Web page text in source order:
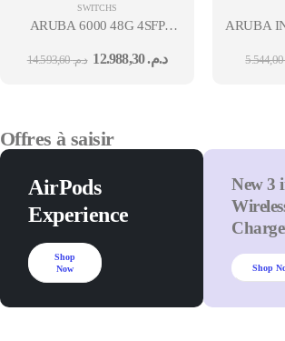
SWITCHS
ARUBA 6000 48G 4SFP
د.م.14.593,60 د.م.12.988,30
ARUBA
5.544,00
Offres à saisir
AirPods
Experience
Shop
Now
New 3
Shop